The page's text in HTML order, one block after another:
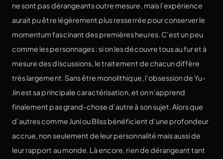
ne sont pas dérangeants outre mesure, mais l’expérience
aurait pu être légèrement plus resserrée pour conserver le
momentum fascinant des premières heures. C’est un peu
comme les personnages : si on les découvre tous au fur et à
mesure des discussions, le traitement de chacun diffère
très largement. Sans être monolithique, l’obsession de Yu-
Jin est sa principale caractérisation, et on n’apprend
finalement pas grand-chose d’autre à son sujet. Alors que
d’autres comme Juni ou Bliss bénéficient d’une profondeur
accrue, non seulement de leur personnalité mais aussi de
leur rapport au monde. Là encore, rien de dérangeant tant